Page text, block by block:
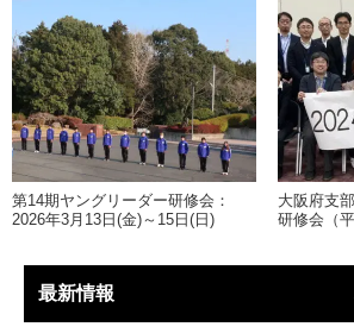
第14期ヤングリーダー研修会：
2026年3月13日(金)～15日(日)
大阪府支
研修会（
最新情報